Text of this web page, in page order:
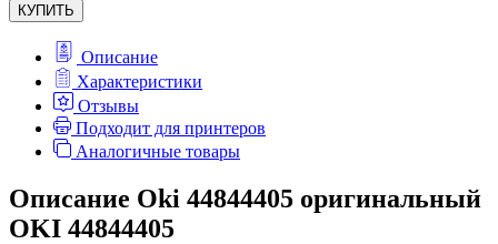
КУПИТЬ
Описание
Характеристики
Отзывы
Подходит для принтеров
Аналогичные товары
Описание Oki 44844405 оригинальный
OKI 44844405